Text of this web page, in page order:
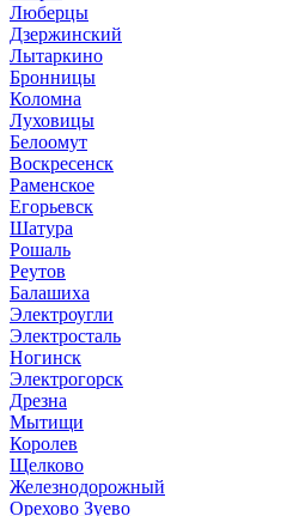
Люберцы
Дзержинский
Лытаркино
Бронницы
Коломна
Луховицы
Белоомут
Воскресенск
Раменское
Егорьевск
Шатура
Рошаль
Реутов
Балашиха
Электроугли
Электросталь
Ногинск
Электрогорск
Дрезна
Мытищи
Королев
Щелково
Железнодорожный
Орехово Зуево